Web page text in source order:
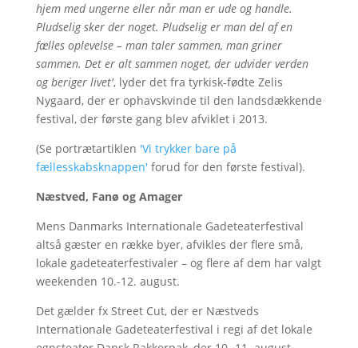
hjem med ungerne eller når man er ude og handle.
Pludselig sker der noget. Pludselig er man del af en
fælles oplevelse – man taler sammen, man griner
sammen. Det er alt sammen noget, der udvider verden
og beriger livet', lyder det fra tyrkisk-fødte Zelis
Nygaard, der er ophavskvinde til den landsdækkende
festival, der første gang blev afviklet i 2013.
(Se portrætartiklen 'Vi trykker bare på
fællesskabsknappen'forud for den første festival).
Næstved, Fanø og Amager
Mens Danmarks Internationale Gadeteaterfestival
altså gæster en række byer, afvikles der flere små,
lokale gadeteaterfestivaler – og flere af dem har valgt
weekenden 10.-12. august.
Det gælder fx Street Cut, der er Næstveds
Internationale Gadeteaterfestival i regi af det lokale